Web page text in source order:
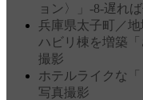
ョン〉」‐8‐遅れ
兵庫県太子町／
ハビリ棟を増築
撮影
ホテルライクな
写真撮影